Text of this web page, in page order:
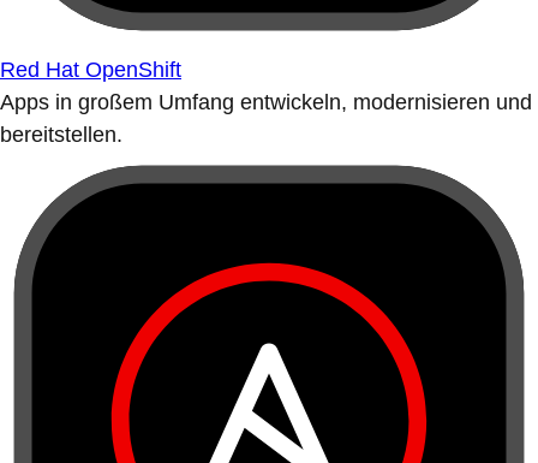
Red Hat OpenShift
Apps in großem Umfang entwickeln, modernisieren und
bereitstellen.